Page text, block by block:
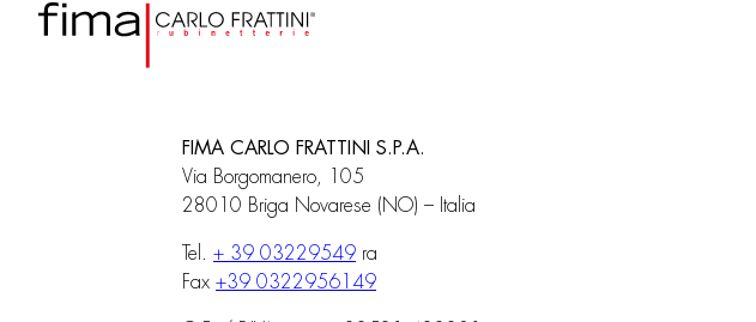
FIMA CARLO FRATTINI S.P.A.
Via Borgomanero, 105
28010 Briga Novarese (NO) – Italia
Tel. + 39 03229549 ra
Fax +39 0322956149